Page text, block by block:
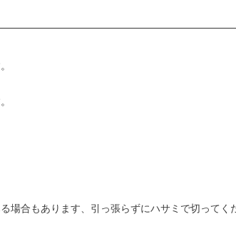
合もあります、引っ張らずにハサミで切ってく